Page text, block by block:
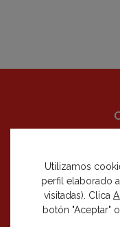
Utilizamos
perfil elaborado
visitadas). Clica
botón "Aceptar"